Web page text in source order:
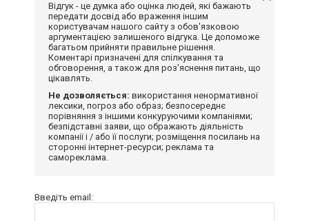
Відгук - це думка або оцінка людей, які бажають
передати досвід або враження іншим
користувачам нашого сайту з обов'язковою
аргументацією залишеного відгука. Це допоможе
багатьом прийняти правильне рішення.
Коментарі призначені для спілкування та
обговорення, а також для роз'яснення питань, що
цікавлять.
Не дозволяється: використання ненормативної
лексики, погроз або образ; безпосереднє
порівняння з іншими конкуруючими компаніями;
безпідставні заяви, що ображають діяльність
компанії і / або її послуги; розміщення посилань на
сторонні інтернет-ресурси; реклама та
самореклама.
Введіть email: